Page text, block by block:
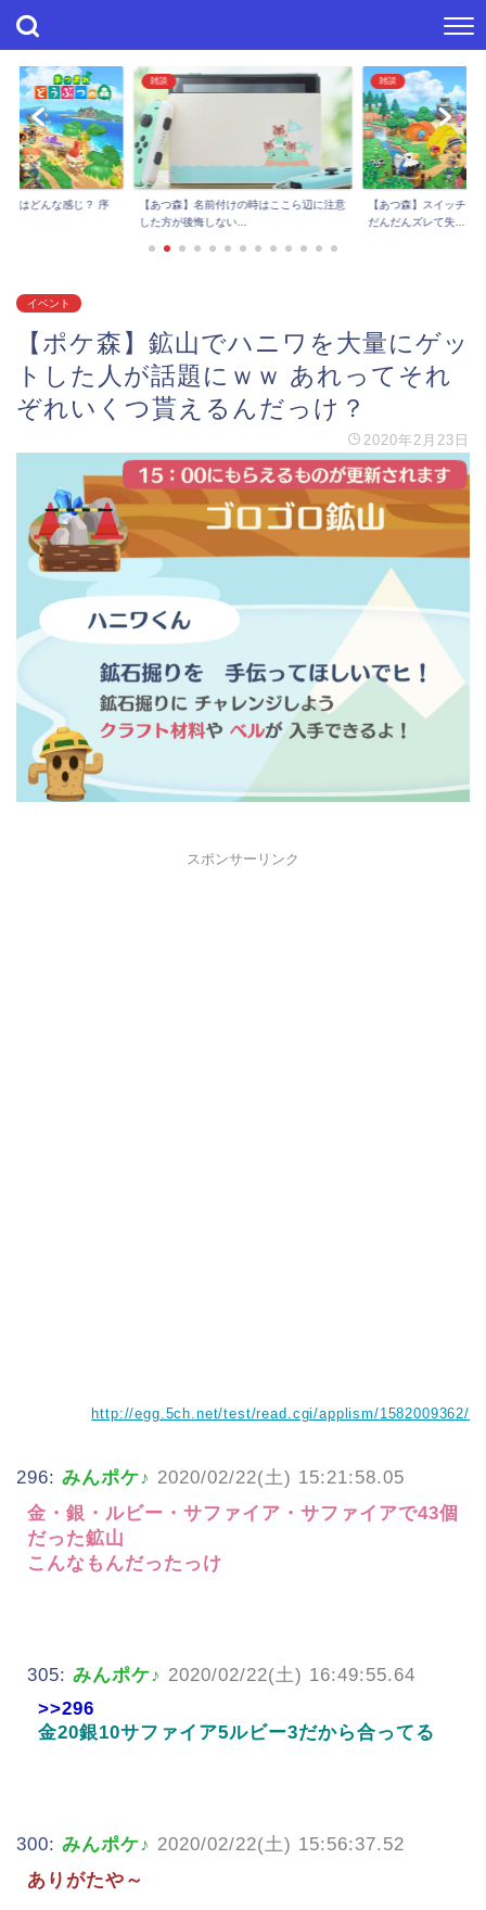
捗はどんな感じ？ 序
雑談
【あつ森】名前付けの時はここら辺に注意
した方が後悔しない...
雑談
【あつ森】スイッチで
だんだんズレて失...
イベント
【ポケ森】鉱山でハニワを大量にゲッ
トした人が話題にｗｗ あれってそれ
ぞれいくつ貰えるんだっけ？
2020年2月23日
スポンサーリンク
http://egg.5ch.net/test/read.cgi/applism/1582009362/
296: みんポケ♪ 2020/02/22(土) 15:21:58.05
金・銀・ルビー・サファイア・サファイアで43個
だった鉱山
こんなもんだったっけ
305: みんポケ♪ 2020/02/22(土) 16:49:55.64
>>296
金20銀10サファイア5ルビー3だから合ってる
300: みんポケ♪ 2020/02/22(土) 15:56:37.52
ありがたや～